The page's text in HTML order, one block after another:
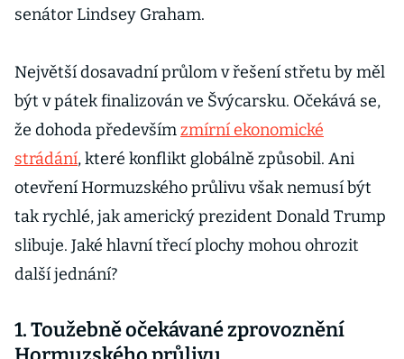
senátor Lindsey Graham.
Největší dosavadní průlom v řešení střetu by měl
být v pátek finalizován ve Švýcarsku. Očekává se,
že dohoda předevšímzmírní ekonomické
strádání, které konflikt globálně způsobil. Ani
otevření Hormuzského průlivu však nemusí být
tak rychlé, jak americký prezident Donald Trump
slibuje. Jaké hlavní třecí plochy mohou ohrozit
další jednání?
1. Toužebně očekávané zprovoznění